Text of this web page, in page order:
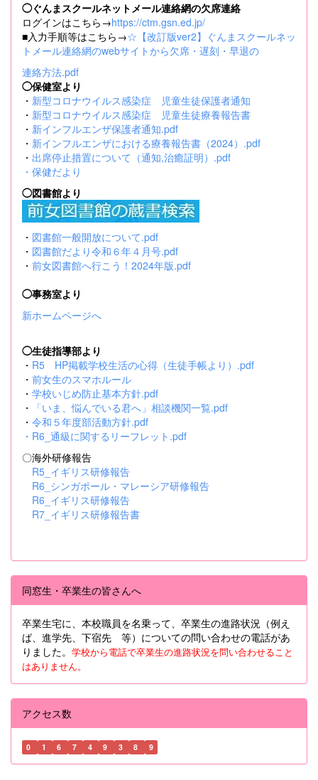
◯ぐんまスクールネットメール連絡網の欠席連絡
ログインはこちら→https://ctm.gsn.ed.jp/
■入力手順等はこちら→☆【改訂版ver2】ぐんまスクールネッ
トメール連絡網のwebサイトから欠席・遅刻・早退の
連絡方法.pdf
◯保健室より
・ 新型コロナウイルス感染症 児童生徒保護者通知
・ 新型コロナウイルス感染症 児童生徒療養報告書
・ 新インフルエンザ保護者通知.pdf
・ 新インフルエンザにおける療養報告書（2024）.pdf
・ 出席停止措置について（通知,治癒証明）.pdf
・ 保健だより
◯図書館より
・ 図書館一般開放について.pdf
・ 図書館だより令和６年４月号.pdf
・ 前女図書館へ行こう！2024年版.pdf
◯事務室より
新ホームページへ
◯生徒指導部より
・ R5 HP掲載学校生活の心得（生徒手帳より）.pdf
・ 前女生のスマホルール
・ 学校いじめ防止基本方針.pdf
・
「いま、悩んでいる君へ」相談機関一覧.pdf
・ 令和５年度部活動方針.pdf
・ R6_通級に関するリーフレット.pdf
〇海外研修報告
R5_イギリス研修報告
R6_シンガポール・マレーシア研修報告
R6_イギリス研修報告
R7_イギリス研修報告書
同窓生・卒業生の皆さんへ
卒業生宅に、本校職員を名乗って、卒業生の進路状況（例え
ば、進学先、下宿先 等）についての問い合わせの電話があ
りました。 学校から電話で卒業生の進路状況を問い合わせること
はありません。
アクセス数
0 1 6 7 4 9 3 8 9